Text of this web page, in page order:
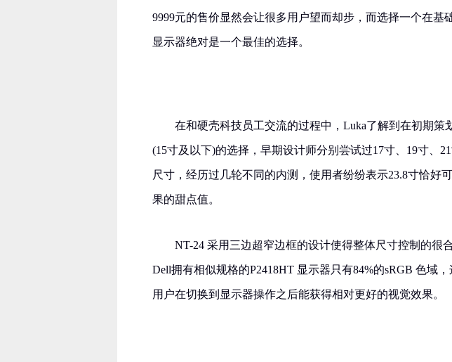
9999元的售价显然会让很多用户望而却步，而选择一个在基
显示器绝对是一个最佳的选择。
在和硬壳科技员工交流的过程中，Luka了解到在初期策
(15寸及以下)的选择，早期设计师分别尝试过17寸、19寸、
尺寸，经历过几轮不同的内测，使用者纷纷表示23.8寸恰好
果的甜点值。
NT-24 采用三边超窄边框的设计使得整体尺寸控制的很
Dell拥有相似规格的P2418HT 显示器只有84%的sRGB 色域
用户在切换到显示器操作之后能获得相对更好的视觉效果。